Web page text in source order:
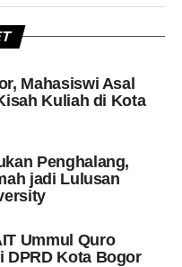
Mahasiswi Asal
Kuliah di Kota
Penghalang,
jadi Lulusan
Ummul Quro
DPRD Kota Bogor